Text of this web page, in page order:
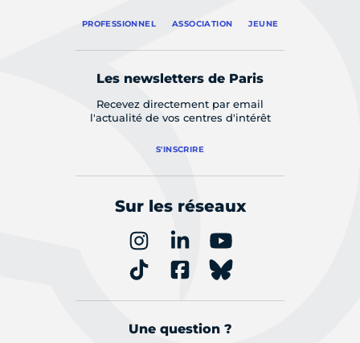
PROFESSIONNEL ASSOCIATION JEUNE
Les newsletters de Paris
Recevez directement par email
l'actualité de vos centres d'intérêt
S'INSCRIRE
Sur les réseaux
Une question ?